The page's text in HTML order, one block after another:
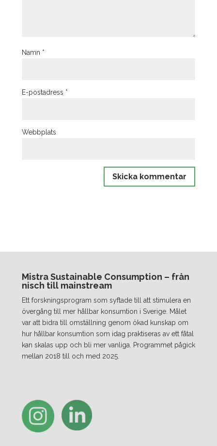
Namn *
E-postadress *
Webbplats
Mistra Sustainable Consumption – från
nisch till mainstream
Ett forskningsprogram som syftade till att stimulera en
övergång till mer hållbar konsumtion i Sverige. Målet
var att bidra till omställning genom ökad kunskap om
hur hållbar konsumtion som idag praktiseras av ett fåtal
kan skalas upp och bli mer vanliga. Programmet pågick
mellan 2018 till och med 2025.